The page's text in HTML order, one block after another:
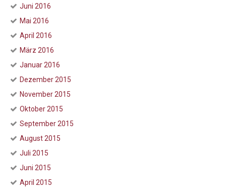
Juni 2016
Mai 2016
April 2016
März 2016
Januar 2016
Dezember 2015
November 2015
Oktober 2015
September 2015
August 2015
Juli 2015
Juni 2015
April 2015